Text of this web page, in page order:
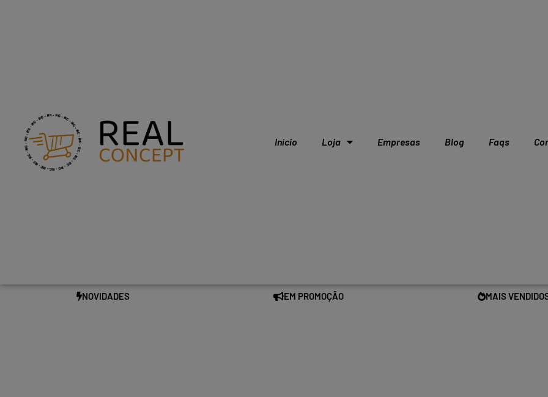
Início Loja Empresas Blog Faqs
NOVIDADES EM PROMOÇÃO MAIS